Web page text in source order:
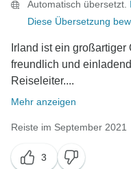
Automatisch übersetzt.
Diese Übersetzung
Irland ist ein
freundlich und
Reiseleiter....
Mehr anzeigen
Reiste im September 2021
3